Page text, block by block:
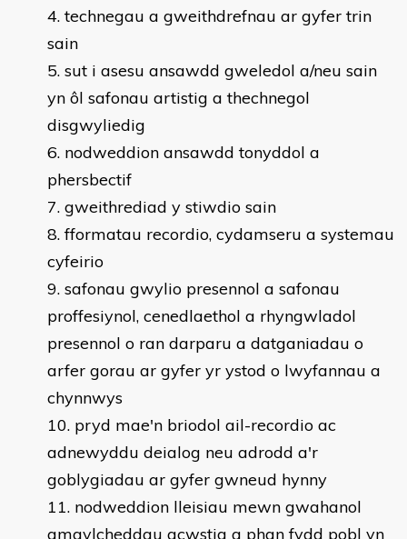
technegau a gweithdrefnau ar gyfer trin
sain
sut i asesu ansawdd gweledol a/neu sain
yn ôl safonau artistig a thechnegol
disgwyliedig
nodweddion ansawdd tonyddol a
phersbectif
gweithrediad y stiwdio sain
fformatau recordio, cydamseru a systemau
cyfeirio
safonau gwylio presennol a safonau
proffesiynol, cenedlaethol a rhyngwladol
presennol o ran darparu a datganiadau o
arfer gorau ar gyfer yr ystod o lwyfannau a
chynnwys
pryd mae'n briodol ail-recordio ac
adnewyddu deialog neu adrodd a'r
goblygiadau ar gyfer gwneud hynny
nodweddion lleisiau mewn gwahanol
amgylcheddau acwstig a phan fydd pobl yn